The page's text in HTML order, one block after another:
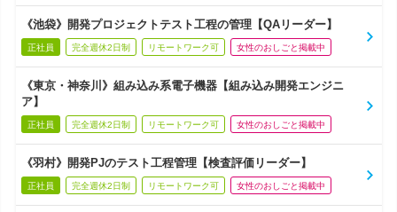
《池袋》開発プロジェクトテスト工程の管理【QAリーダー】
正社員 完全週休2日制 リモートワーク可 女性のおしごと掲載中
《東京・神奈川》組み込み系電子機器【組み込み開発エンジニ
ア】
正社員 完全週休2日制 リモートワーク可 女性のおしごと掲載中
《羽村》開発PJのテスト工程管理【検査評価リーダー】
正社員 完全週休2日制 リモートワーク可 女性のおしごと掲載中